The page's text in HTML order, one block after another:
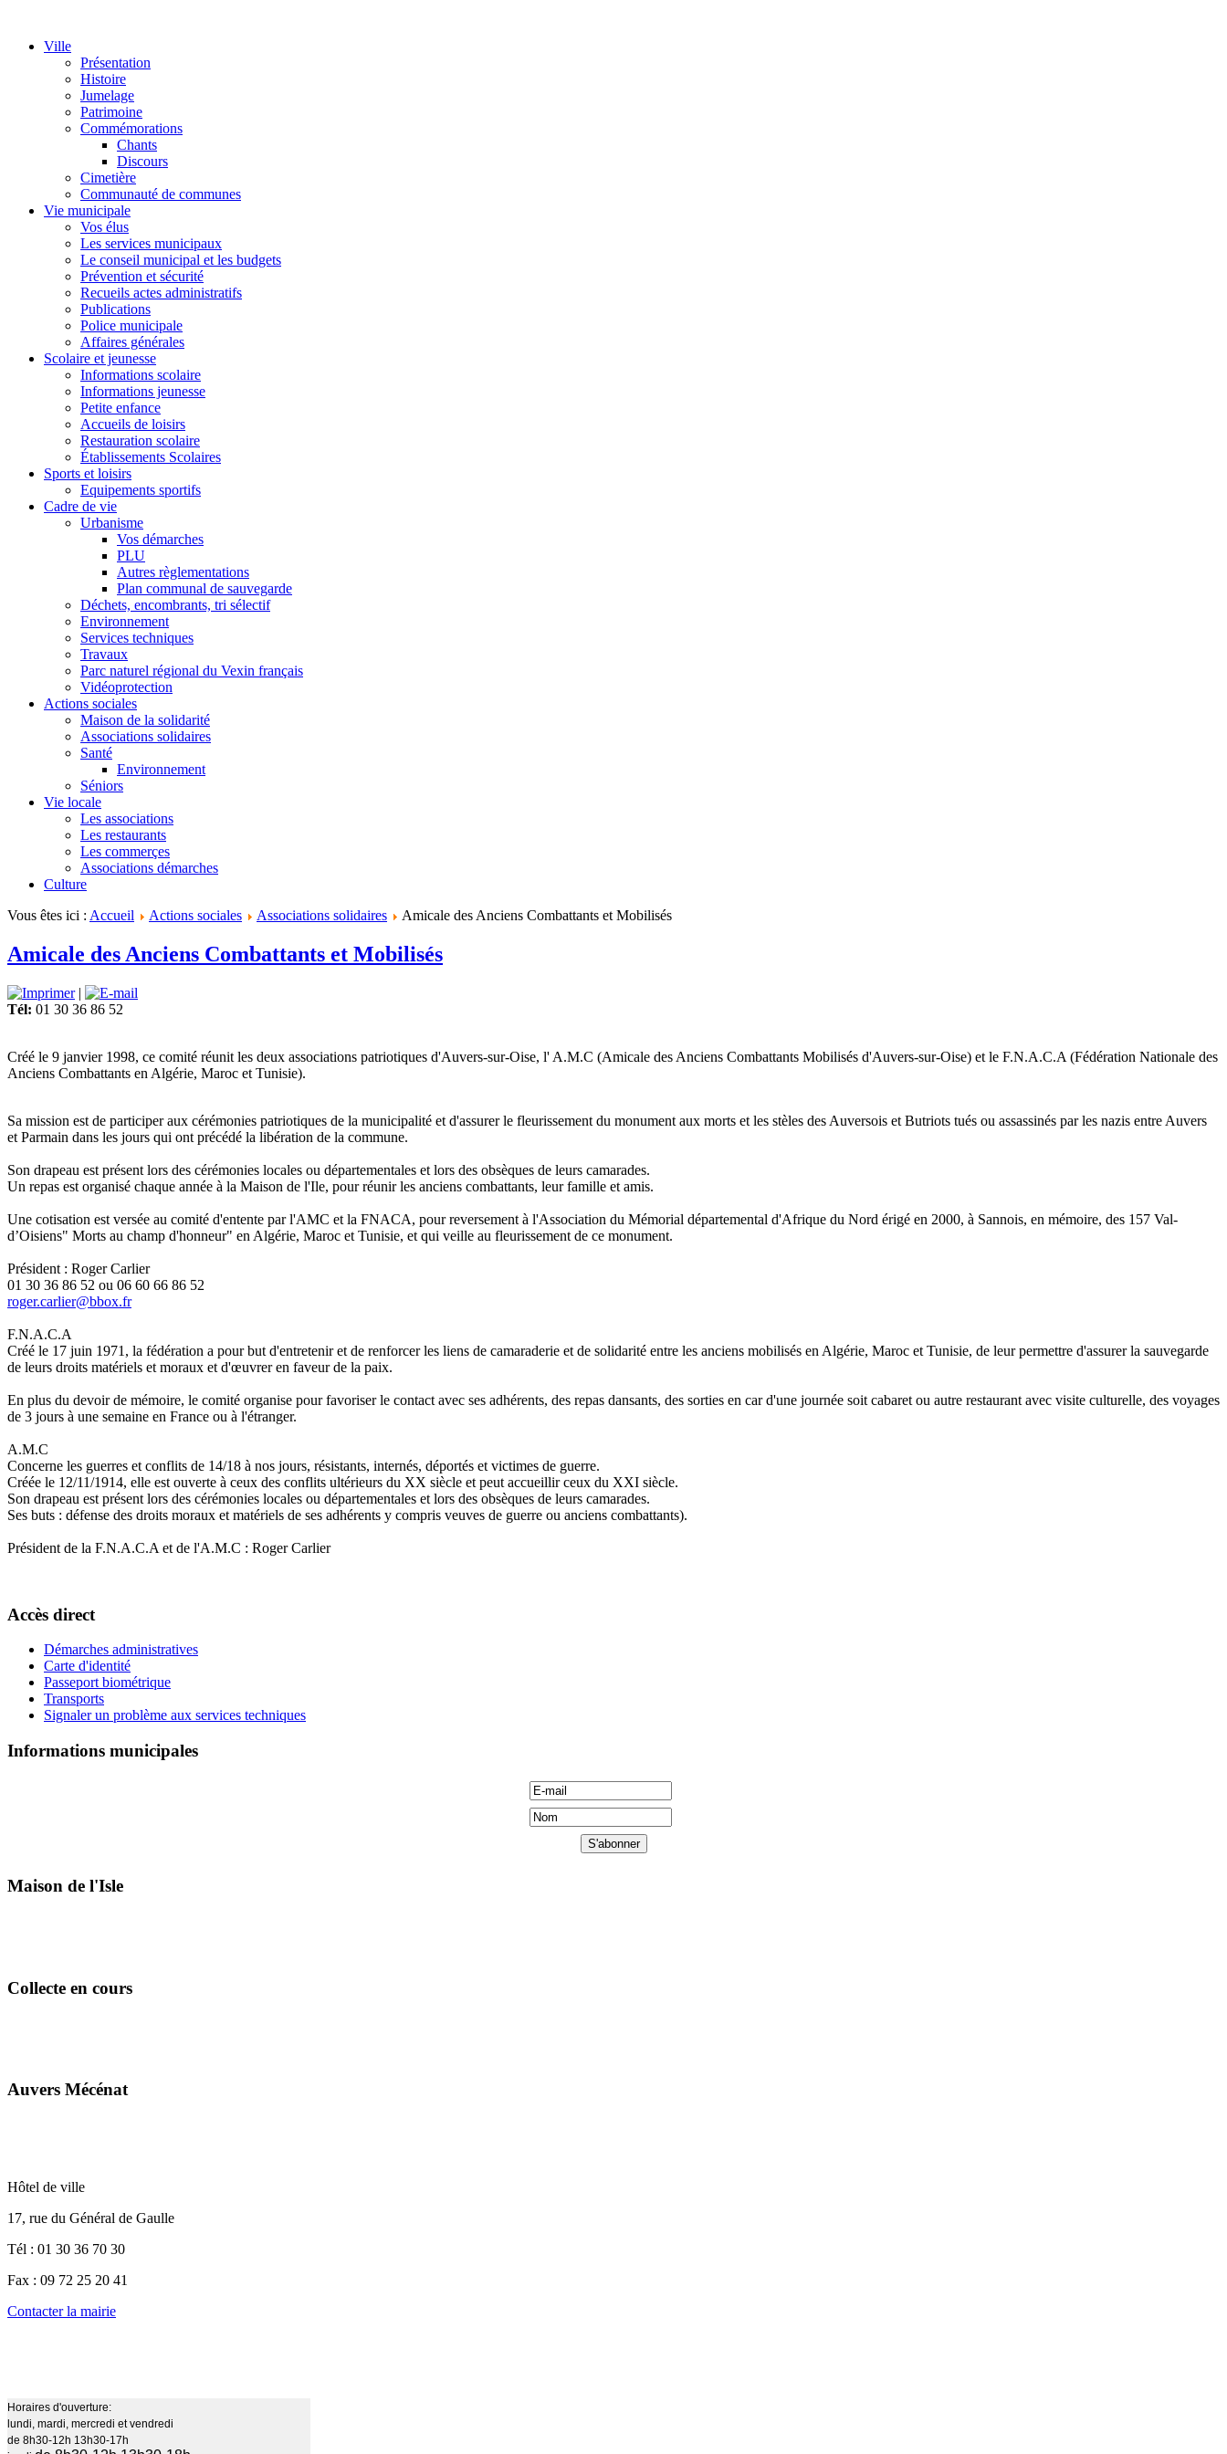
Ville
Présentation
Histoire
Jumelage
Patrimoine
Commémorations
Chants
Discours
Cimetière
Communauté de communes
Vie municipale
Vos élus
Les services municipaux
Le conseil municipal et les budgets
Prévention et sécurité
Recueils actes administratifs
Publications
Police municipale
Affaires générales
Scolaire et jeunesse
Informations scolaire
Informations jeunesse
Petite enfance
Accueils de loisirs
Restauration scolaire
Établissements Scolaires
Sports et loisirs
Equipements sportifs
Cadre de vie
Urbanisme
Vos démarches
PLU
Autres règlementations
Plan communal de sauvegarde
Déchets, encombrants, tri sélectif
Environnement
Services techniques
Travaux
Parc naturel régional du Vexin français
Vidéoprotection
Actions sociales
Maison de la solidarité
Associations solidaires
Santé
Environnement
Séniors
Vie locale
Les associations
Les restaurants
Les commerçes
Associations démarches
Culture
Vous êtes ici : Accueil Actions sociales Associations solidaires Amicale des Anciens Combattants et Mobilisés
Amicale des Anciens Combattants et Mobilisés
|
Tél: 01 30 36 86 52
Créé le 9 janvier 1998, ce comité réunit les deux associations patriotiques d'Auvers-sur-Oise, l' A.M.C (Amicale des Anciens Combattants Mobilisés d'Auvers-sur-Oise) et le F.N.A.C.A (Fédération Nationale des
Anciens Combattants en Algérie, Maroc et Tunisie).
Sa mission est de participer aux cérémonies patriotiques de la municipalité et d'assurer le fleurissement du monument aux morts et les stèles des Auversois et Butriots tués ou assassinés par les nazis entre Auvers
et Parmain dans les jours qui ont précédé la libération de la commune.
Son drapeau est présent lors des cérémonies locales ou départementales et lors des obsèques de leurs camarades.
Un repas est organisé chaque année à la Maison de l'Ile, pour réunir les anciens combattants, leur famille et amis.
Une cotisation est versée au comité d'entente par l'AMC et la FNACA, pour reversement à l'Association du Mémorial départemental d'Afrique du Nord érigé en 2000, à Sannois, en mémoire, des 157 Val-
d’Oisiens" Morts au champ d'honneur" en Algérie, Maroc et Tunisie, et qui veille au fleurissement de ce monument.
Président : Roger Carlier
01 30 36 86 52 ou 06 60 66 86 52
roger.carlier@bbox.fr
F.N.A.C.A
Créé le 17 juin 1971, la fédération a pour but d'entretenir et de renforcer les liens de camaraderie et de solidarité entre les anciens mobilisés en Algérie, Maroc et Tunisie, de leur permettre d'assurer la sauvegarde
de leurs droits matériels et moraux et d'œuvrer en faveur de la paix.
En plus du devoir de mémoire, le comité organise pour favoriser le contact avec ses adhérents, des repas dansants, des sorties en car d'une journée soit cabaret ou autre restaurant avec visite culturelle, des voyages
de 3 jours à une semaine en France ou à l'étranger.
A.M.C
Concerne les guerres et conflits de 14/18 à nos jours, résistants, internés, déportés et victimes de guerre.
Créée le 12/11/1914, elle est ouverte à ceux des conflits ultérieurs du XX siècle et peut accueillir ceux du XXI siècle.
Son drapeau est présent lors des cérémonies locales ou départementales et lors des obsèques de leurs camarades.
Ses buts : défense des droits moraux et matériels de ses adhérents y compris veuves de guerre ou anciens combattants).
Président de la F.N.A.C.A et de l'A.M.C : Roger Carlier
Accès direct
Démarches administratives
Carte d'identité
Passeport biométrique
Transports
Signaler un problème aux services techniques
Informations municipales
Maison de l'Isle
Collecte en cours
Auvers Mécénat
Hôtel de ville
17, rue du Général de Gaulle
Tél : 01 30 36 70 30
Fax : 09 72 25 20 41
Contacter la mairie
Horaires d'ouverture:
lundi, mardi, mercredi et vendredi
de 8h30-12h 13h30-17h